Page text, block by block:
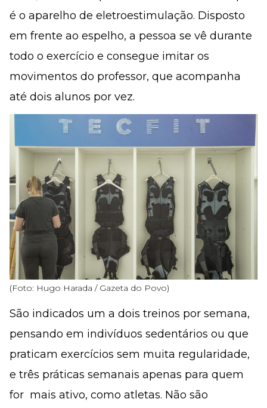
é o aparelho de eletroestimulação. Disposto
em frente ao espelho, a pessoa se vê durante
todo o exercício e consegue imitar os
movimentos do professor, que acompanha
até dois alunos por vez.
(Foto: Hugo Harada / Gazeta do Povo)
São indicados um a dois treinos por semana,
pensando em indivíduos sedentários ou que
praticam exercícios sem muita regularidade,
e três práticas semanais apenas para quem
for mais ativo, como atletas. Não são